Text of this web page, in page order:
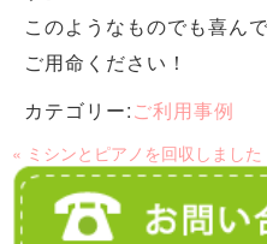
このようなものでも喜ん
ご用命ください！
カテゴリー:ご利用事例
« ミシンとピアノを回収しました